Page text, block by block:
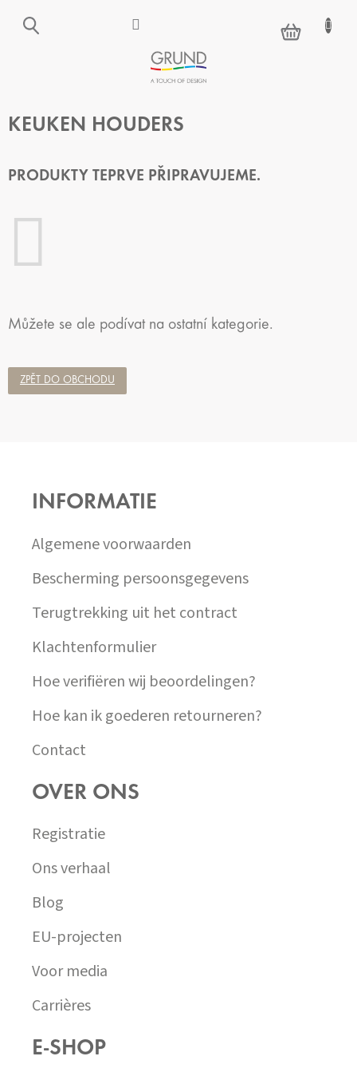
NÁKUPNÍ
KOŠÍK
KEUKEN HOUDERS
PRODUKTY TEPRVE PŘIPRAVUJEME.
Můžete se ale podívat na ostatní kategorie.
ZPĚT DO OBCHODU
INFORMATIE
Algemene voorwaarden
Bescherming persoonsgegevens
Terugtrekking uit het contract
Klachtenformulier
Hoe verifiëren wij beoordelingen?
Hoe kan ik goederen retourneren?
Contact
OVER ONS
Registratie
Ons verhaal
Blog
EU-projecten
Voor media
Carrières
E-SHOP